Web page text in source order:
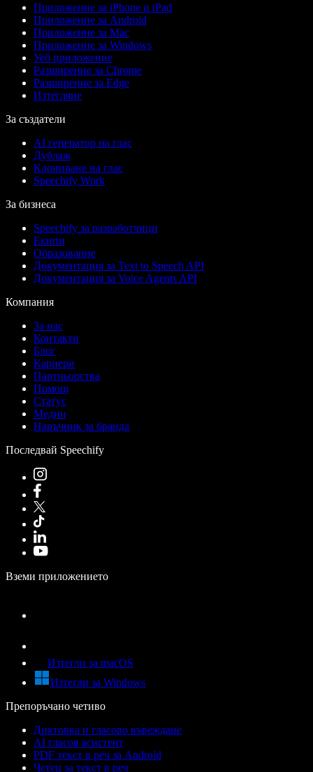
Приложение за iPhone и iPad
Приложение за Android
Приложение за Mac
Приложение за Windows
Уеб приложение
Разширение за Chrome
Разширение за Edge
Изтегляне
За създатели
AI генератор на глас
Дублаж
Клониране на глас
Speechify Work
За бизнеса
Speechify за разработчици
Екипи
Образование
Документация за Text to Speech API
Документация за Voice Agents API
Компания
За нас
Контакти
Блог
Кариери
Партньорства
Помощ
Статус
Медии
Наръчник за бранда
Последвай Speechify
Вземи приложението
Изтегли за macOS
Изтегли за Windows
Препоръчано четиво
Диктовка и гласово въвеждане
AI гласов асистент
PDF текст в реч за Android
Четец за текст в реч